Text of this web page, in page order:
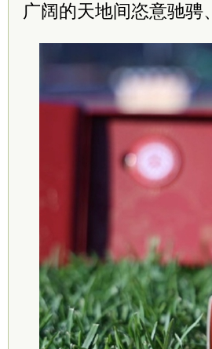
广阔的天地间恣意驰骋